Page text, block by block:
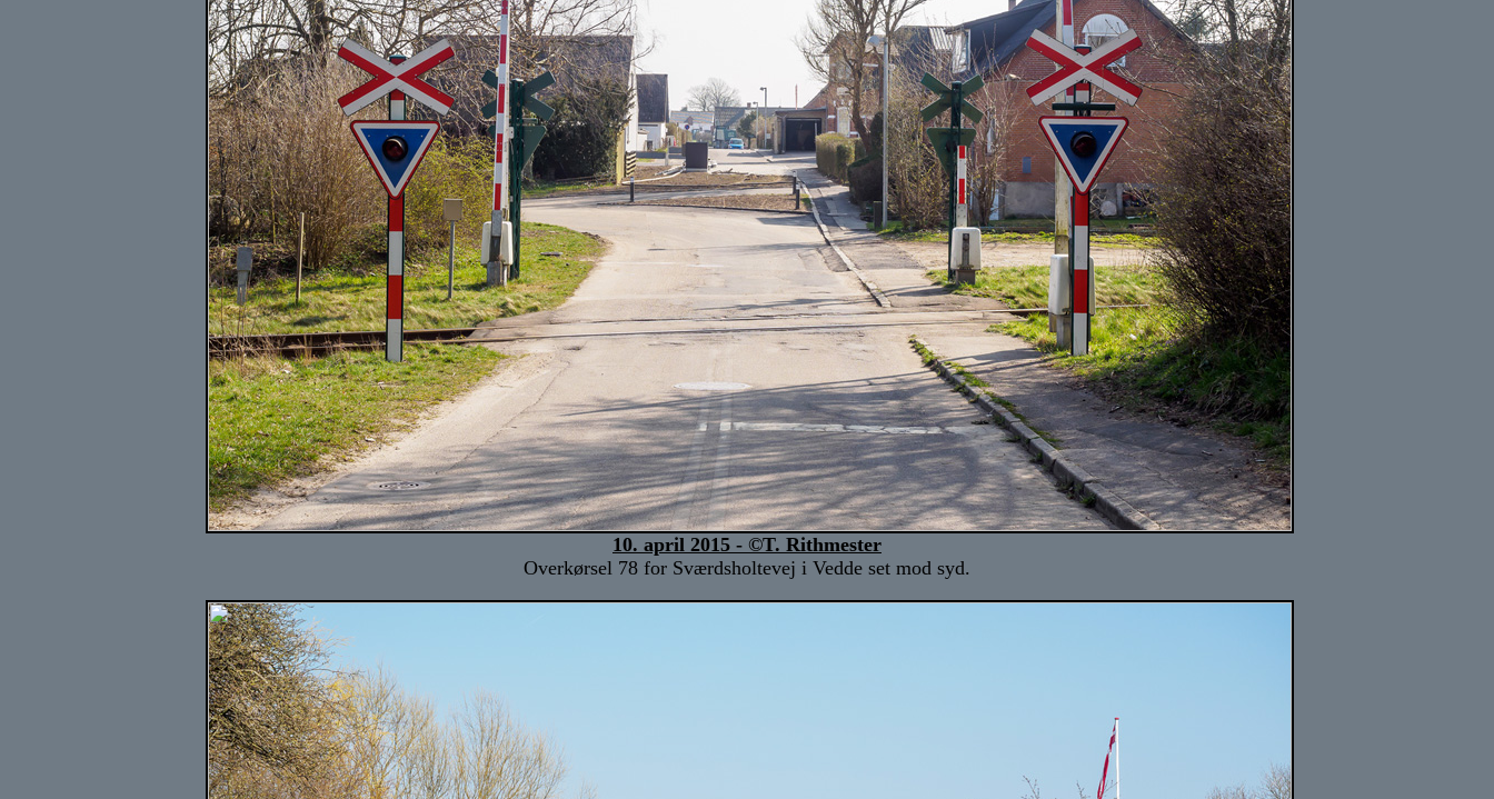
10. april 2015 - ©T. Rithmester
Overkørsel 78 for Sværdsholtevej i Vedde set mod syd.